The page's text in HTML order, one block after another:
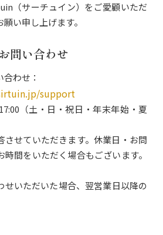
（サーチュイン）をご愛顧いただ
い申し上げます。
問い合わせ
わせ：
support
（土・日・祝日・年末年始・夏
せていただきます。休業日・お問
間をいただく場合もございます。
いただいた場合、翌営業日以降の